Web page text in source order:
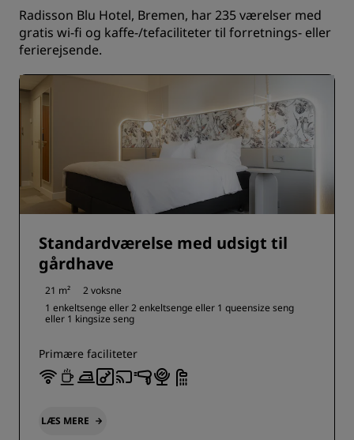
Radisson Blu Hotel, Bremen, har 235 værelser med
gratis wi-fi og kaffe-/tefaciliteter til forretnings- eller
ferierejsende.
Standardværelse med udsigt til
gårdhave
21 m²
2 voksne
1 enkeltsenge eller2 enkeltsenge eller 1 queensize seng
eller 1 kingsize seng
Primære faciliteter
LÆS MERE